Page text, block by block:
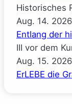
Historisches
Aug. 14. 2026
Entlang der
III vor dem
Aug. 15. 2026
ErLEBE die